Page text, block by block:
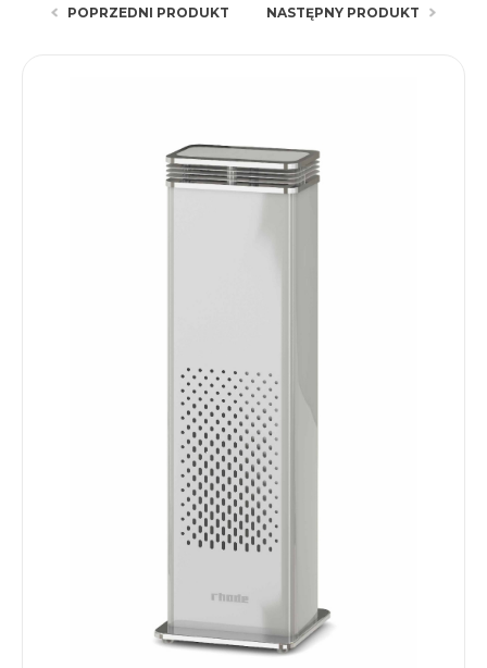
POPRZEDNI PRODUKT NASTĘPNY PRODUKT